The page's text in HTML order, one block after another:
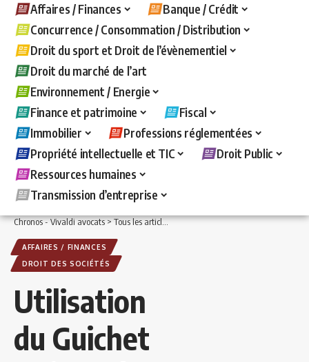
Affaires / Finances
Banque / Crédit
Concurrence / Consommation / Distribution
Droit du sport et Droit de l’évènementiel
Droit du marché de l’art
Environnement / Energie
Finance et patrimoine
Fiscal
Immobilier
Professions réglementées
Propriété intellectuelle et TIC
Droit Public
Ressources humaines
Transmission d’entreprise
Chronos - Vivaldi avocats>Tous les articles >Affaires / Finances>Droit des
AFFAIRES / FINANCES
DROIT DES SOCIÉTÉS
Utilisation
du Guichet